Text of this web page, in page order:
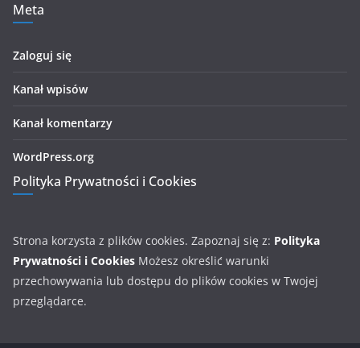
Meta
Zaloguj się
Kanał wpisów
Kanał komentarzy
WordPress.org
Polityka Prywatności i Cookies
Strona korzysta z plików cookies. Zapoznaj się z: Polityka
Prywatności i Cookies Możesz określić warunki
przechowywania lub dostępu do plików cookies w Twojej
przeglądarce.